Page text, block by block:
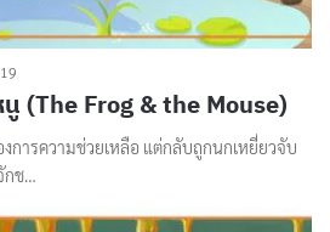
(The Frog & the Mouse)
ารความช่วยเหลือ แต่กลับถูกนกเหยี่ยวจับ
กช…